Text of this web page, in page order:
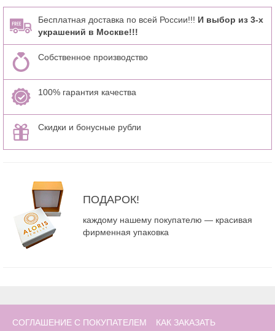
Бесплатная доставка по всей России!!! И выбор из 3-х
украшений в Москве!!!
Собственное производство
100% гарантия качества
Скидки и бонусные рубли
ПОДАРОК!
каждому нашему покупателю — красивая
фирменная упаковка
СОГЛАШЕНИЕ С ПОКУПАТЕЛЕМ КАК ЗАКАЗАТЬ